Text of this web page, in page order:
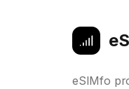
eSIMfo